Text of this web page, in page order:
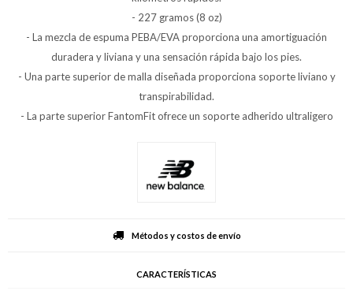
- 227 gramos (8 oz)
- La mezcla de espuma PEBA/EVA proporciona una amortiguación
duradera y liviana y una sensación rápida bajo los pies.
- Una parte superior de malla diseñada proporciona soporte liviano y
transpirabilidad.
- La parte superior FantomFit ofrece un soporte adherido ultraligero
Métodos y costos de envío
CARACTERÍSTICAS